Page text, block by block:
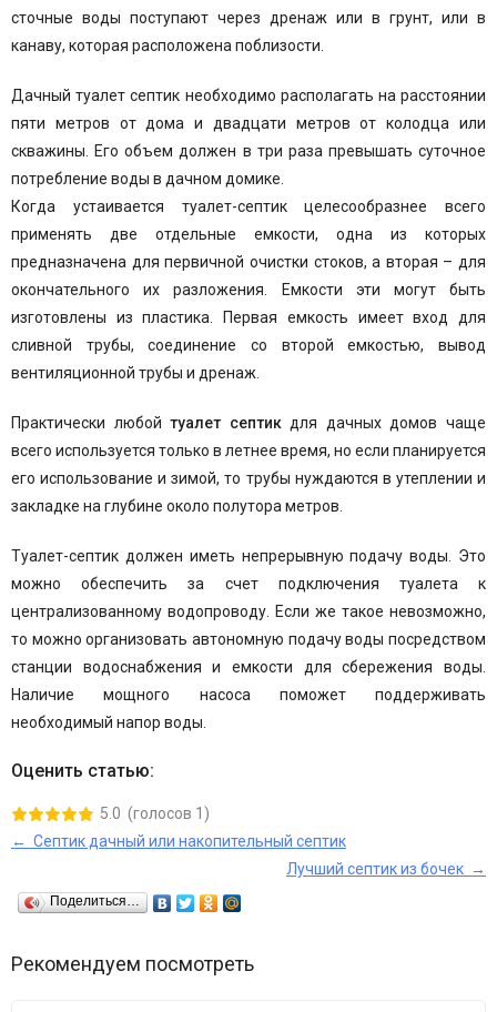
сточные воды поступают через дренаж или в грунт, или в
канаву, которая расположена поблизости.
Дачный туалет септик необходимо располагать на расстоянии
пяти метров от дома и двадцати метров от колодца или
скважины. Его объем должен в три раза превышать суточное
потребление воды в дачном домике.
Когда устаивается туалет-септик целесообразнее всего
применять две отдельные емкости, одна из которых
предназначена для первичной очистки стоков, а вторая – для
окончательного их разложения. Емкости эти могут быть
изготовлены из пластика. Первая емкость имеет вход для
сливной трубы, соединение со второй емкостью, вывод
вентиляционной трубы и дренаж.
Практически любойтуалет септикдля дачных домов чаще
всего используется только в летнее время, но если планируется
его использование и зимой, то трубы нуждаются в утеплении и
закладке на глубине около полутора метров.
Туалет-септик должен иметь непрерывную подачу воды. Это
можно обеспечить за счет подключения туалета к
централизованному водопроводу. Если же такое невозможно,
то можно организовать автономную подачу воды посредством
станции водоснабжения и емкости для сбережения воды.
Наличие мощного насоса поможет поддерживать
необходимый напор воды.
Оценить статью:
5.0 (голосов 1 )
← Септик дачный или накопительный септик
Лучший септик из бочек →
Поделиться…
Рекомендуем посмотреть